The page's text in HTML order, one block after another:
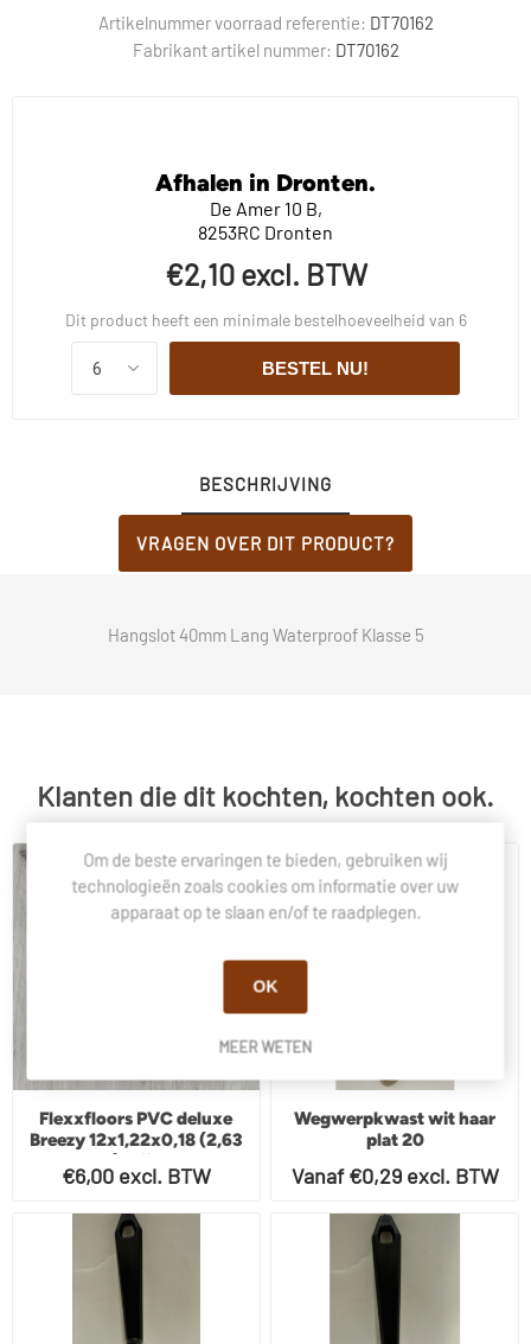
Artikelnummer voorraad referentie: DT70162
Fabrikant artikel nummer: DT70162
Afhalen in Dronten.
De Amer 10 B,
8253RC Dronten
€2,10 excl. BTW
Dit product heeft een minimale bestelhoeveelheid van 6
BESTEL NU!
BESCHRIJVING
VRAGEN OVER DIT PRODUCT?
Hangslot 40mm Lang Waterproof Klasse 5
Klanten die dit kochten, kochten ook.
Flexxfloors PVC deluxe
Breezy 12x1,22x0,18 (2,63
per pak) prijs per m2
€6,00 excl. BTW
Wegwerpkwast wit haar
plat 20
Vanaf €0,29 excl. BTW
Om de beste ervaringen te bieden, gebruiken wij
technologieën zoals cookies om informatie over uw
apparaat op te slaan en/of te raadplegen.
OK
MEER WETEN